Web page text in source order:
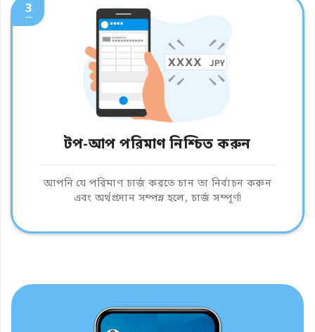
3
টপ-আপ পরিমাণ নিশ্চিত করুন
আপনি যে পরিমাণ চার্জ করতে চান তা নির্বাচন করুন
এবং অর্থপ্রদান সম্পন্ন হলে, চার্জ সম্পূর্ণ!